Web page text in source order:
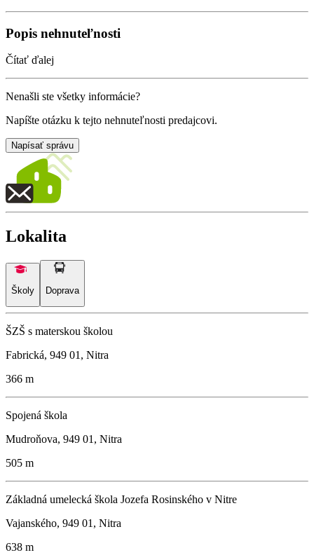
Popis nehnuteľnosti
Čítať ďalej
Nenašli ste všetky informácie?
Napíšte otázku k tejto nehnuteľnosti predajcovi.
Napísať správu
Lokalita
Školy Doprava
ŠZŠ s materskou školou
Fabrická, 949 01, Nitra
366 m
Spojená škola
Mudroňova, 949 01, Nitra
505 m
Základná umelecká škola Jozefa Rosinského v Nitre
Vajanského, 949 01, Nitra
638 m